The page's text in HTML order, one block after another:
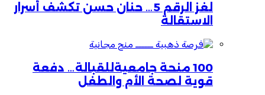
لغز الرقم 5… حنان حسن تكشف أسرار
الاستقالة
100 منحة جامعيةللقبالة… دفعة
قوية لصحة الأم والطفل